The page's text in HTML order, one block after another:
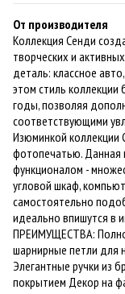
От производителя
Коллекция Сенди
творческих и
деталь: классное
этом стиль
годы, позволяя
соответствующими
Изюминкой коллекции
фотопечатью.
функционалом -
угловой шкаф,
самостоятельно
идеально впишутся в
ПРЕИМУЩЕСТВА:
шарнирные петли для
Элегантные ручки из
покрытием Декор на